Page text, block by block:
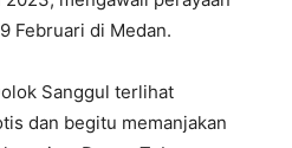
Februari di Medan.
Sanggul terlihat
dan begitu memanjakan